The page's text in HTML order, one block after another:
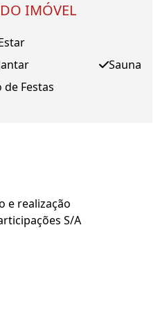
IMÓVEL
de Festas
Sauna
e realização
S/A